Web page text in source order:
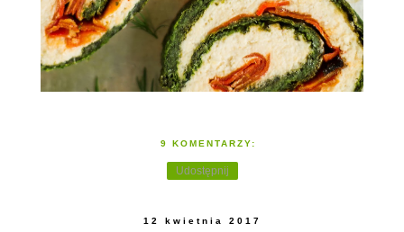
9 KOMENTARZY:
Udostępnij
12 kwietnia 2017